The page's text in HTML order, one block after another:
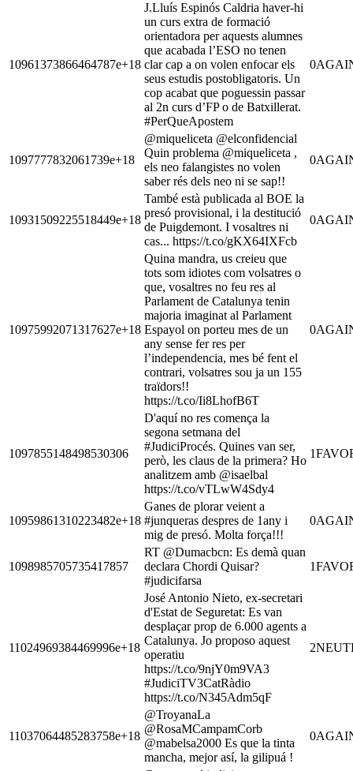
10961373866464787e+18
J.Lluís Espinós Caldria haver-hi
un curs extra de formació
orientadora per aquests alumnes
que acabada l’ESO no tenen
clar cap a on volen enfocar els
seus estudis postobligatoris. Un
cop acabat que poguessin passar
al 2n curs d’FP o de Batxillerat.
#PerQueApostem
0
1097777832061739e+18
@miqueliceta @elconfidencial
Quin problema @miqueliceta ,
els neo falangistes no volen
saber rés dels neo ni se sap!!
0
10931509225518449e+18
També està publicada al BOE la
presó provisional, i la destitució
de Puigdemont. I vosaltres ni
cas... https://t.co/gKX64IXFcb
0
10975992071317627e+18
Quina mandra, us creieu que
tots som idiotes com volsatres o
que, vosaltres no feu res al
Parlament de Catalunya tenin
majoria imaginat al Parlament
Espayol on porteu mes de un
any sense fer res per
l’independencia, mes bé fent el
contrari, volsatres sou ja un 155
traïdors!!
https://t.co/Ii8LhofB6T
0
1097855148498530306
D'aquí no res comença la
segona setmana del
#JudiciProcés. Quines van ser,
però, les claus de la primera? Ho
analitzem amb @isaelbal
https://t.co/vTLwW4Sdy4
1
10959861310223482e+18
Ganes de plorar veient a
#junqueras despres de 1any i
mig de presó. Molta força!!!
0
1098985705735417857
RT @Dumacbcn: Es demà quan
declara Chordi Quisar?
#judicifarsa
1
11024969384469996e+18
José Antonio Nieto, ex-secretari
d'Estat de Seguretat: Es van
desplaçar prop de 6.000 agents a
Catalunya. Jo proposo aquest
operatiu
https://t.co/9njY0m9VA3
#JudiciTV3CatRàdio
https://t.co/N345Adm5qF
2
11037064485283758e+18
@TroyanaLa
@RosaMCampamCorb
@mabelsa2000 Es que la tinta
mancha, mejor así, la gilipuá !
0